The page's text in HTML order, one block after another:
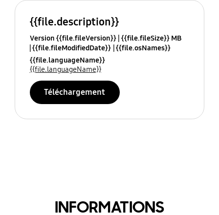
{{file.description}}
Version {{file.fileVersion}} {{file.fileSize}} MB
{{file.fileModifiedDate}} {{file.osNames}}
{{file.languageName}}
{{file.languageName}}
Téléchargement
INFORMATIONS